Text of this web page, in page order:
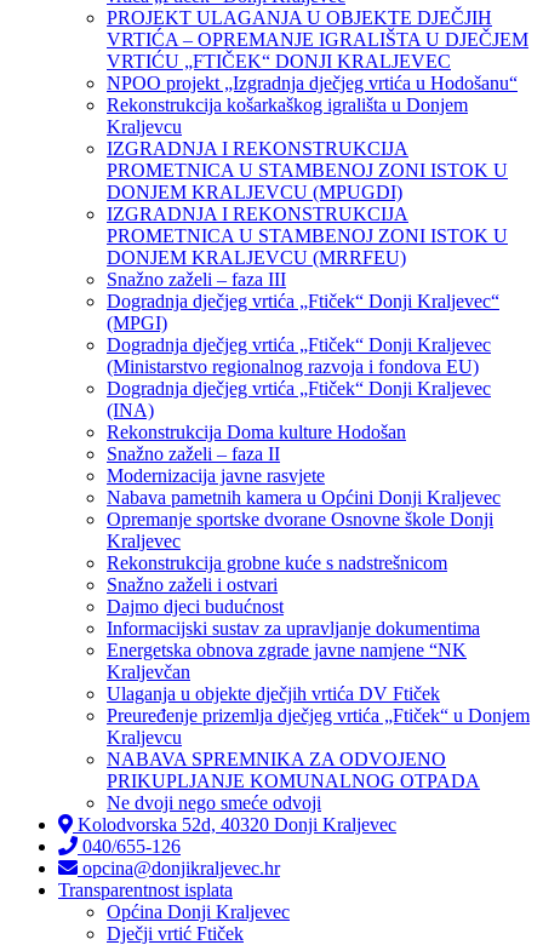
PROJEKT ULAGANJA U OBJEKTE DJEČJIH
VRTIĆA – OPREMANJE IGRALIŠTA U DJEČJEM
VRTIĆU „FTIČEK“ DONJI KRALJEVEC
NPOO projekt „Izgradnja dječjeg vrtića u Hodošanu“
Rekonstrukcija košarkaškog igrališta u Donjem
Kraljevcu
IZGRADNJA I REKONSTRUKCIJA
PROMETNICA U STAMBENOJ ZONI ISTOK U
DONJEM KRALJEVCU (MPUGDI)
IZGRADNJA I REKONSTRUKCIJA
PROMETNICA U STAMBENOJ ZONI ISTOK U
DONJEM KRALJEVCU (MRRFEU)
Snažno zaželi – faza III
Dogradnja dječjeg vrtića „Ftiček“ Donji Kraljevec“
(MPGI)
Dogradnja dječjeg vrtića „Ftiček“ Donji Kraljevec
(Ministarstvo regionalnog razvoja i fondova EU)
Dogradnja dječjeg vrtića „Ftiček“ Donji Kraljevec
(INA)
Rekonstrukcija Doma kulture Hodošan
Snažno zaželi – faza II
Modernizacija javne rasvjete
Nabava pametnih kamera u Općini Donji Kraljevec
Opremanje sportske dvorane Osnovne škole Donji
Kraljevec
Rekonstrukcija grobne kuće s nadstrešnicom
Snažno zaželi i ostvari
Dajmo djeci budućnost
Informacijski sustav za upravljanje dokumentima
Energetska obnova zgrade javne namjene “NK
Kraljevčan
Ulaganja u objekte dječjih vrtića DV Ftiček
Preuređenje prizemlja dječjeg vrtića „Ftiček“ u Donjem
Kraljevcu
NABAVA SPREMNIKA ZA ODVOJENO
PRIKUPLJANJE KOMUNALNOG OTPADA
Ne dvoji nego smeće odvoji
Kolodvorska 52d, 40320 Donji Kraljevec
040/655-126
opcina@donjikraljevec.hr
Transparentnost isplata
Općina Donji Kraljevec
Dječji vrtić Ftiček